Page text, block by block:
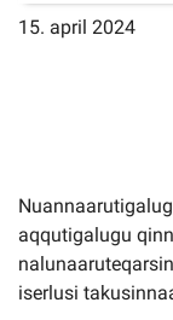
Piffissamik
15. april 2024
aqqutigalugu
iserlusi